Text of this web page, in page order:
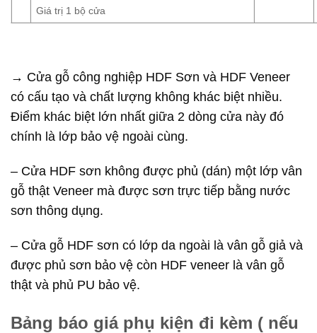
Giá trị 1 bộ cửa
→ Cửa gỗ công nghiệp HDF Sơn và HDF Veneer
có cấu tạo và chất lượng không khác biệt nhiều.
Điểm khác biệt lớn nhất giữa 2 dòng cửa này đó
chính là lớp bảo vệ ngoài cùng.
– Cửa HDF sơn không được phủ (dán) một lớp vân
gỗ thật Veneer mà được sơn trực tiếp bằng nước
sơn thông dụng.
– Cửa gỗ HDF sơn có lớp da ngoài là vân gỗ giả và
được phủ sơn bảo vệ còn HDF veneer là vân gỗ
thật và phủ PU bảo vệ.
Bảng báo giá phụ kiện đi kèm ( nếu